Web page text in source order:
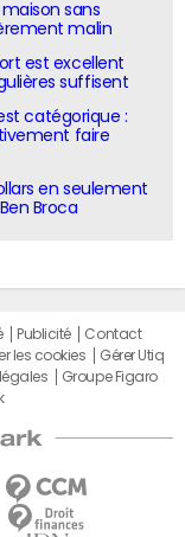
sans
malin
est excellent
suffisent
catégorique :
faire
en seulement
Broca
Publicité
Contact
les cookies
Gérer Utiq
Groupe Figaro